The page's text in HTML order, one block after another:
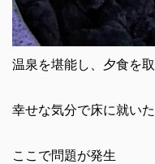
温泉を堪能し、夕食を取
幸せな気分で床に就い
ここで問題が発生